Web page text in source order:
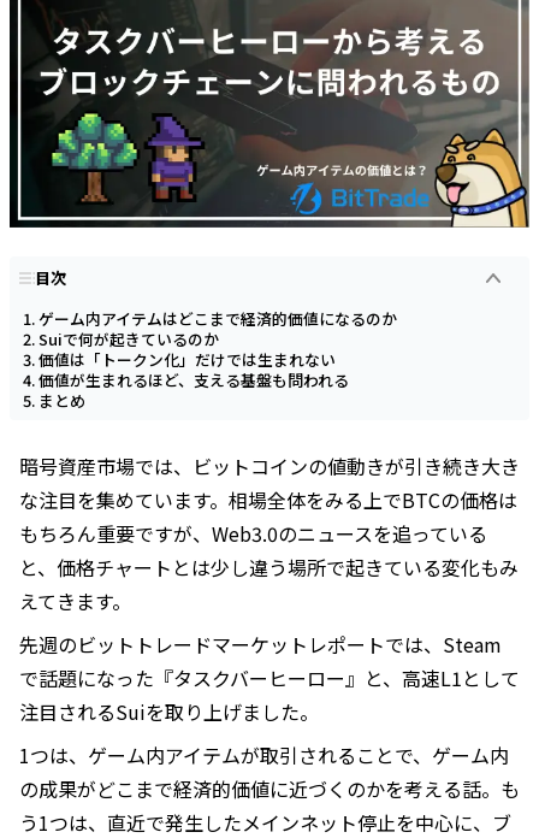
目次
ゲーム内アイテムはどこまで経済的価値になるのか
Suiで何が起きているのか
価値は「トークン化」だけでは生まれない
価値が生まれるほど、支える基盤も問われる
まとめ
暗号資産市場では、ビットコインの値動きが引き続き大き
な注目を集めています。相場全体をみる上でBTCの価格は
もちろん重要ですが、Web3.0のニュースを追っている
と、価格チャートとは少し違う場所で起きている変化もみ
えてきます。
先週のビットトレードマーケットレポートでは、Steam
で話題になった『タスクバーヒーロー』と、高速L1として
注目されるSuiを取り上げました。
1つは、ゲーム内アイテムが取引されることで、ゲーム内
の成果がどこまで経済的価値に近づくのかを考える話。も
う1つは、直近で発生したメインネット停止を中心に、ブ